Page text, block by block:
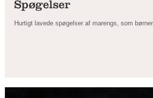
Spøgelser
Hurtigt lavede spøgelser af marengs, som